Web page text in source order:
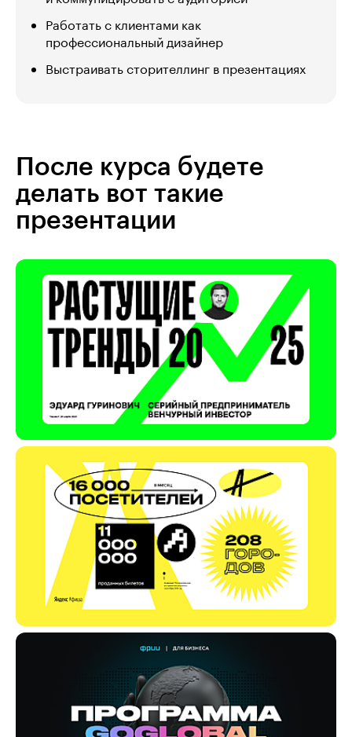
Работать с клиентами как
профессиональный дизайнер
Выстраивать сторителлинг в презентациях
После курса будете
делать вот такие
презентации